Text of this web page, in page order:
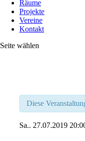
Räume
Projekte
Vereine
Kontakt
Seite wählen
Diese
Sa.. 27.07.2019